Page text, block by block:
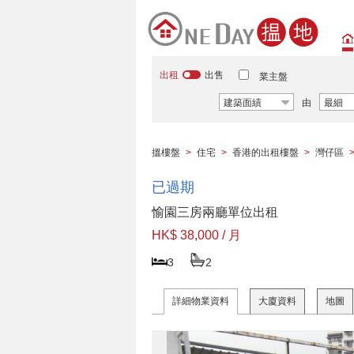
出租 出售 業主盤
建築面績 由 最細
搵樓盤 > 住宅 > 香港的出租樓盤 > 灣仔區 >
已過期
愉園三房兩廳單位出租
HK$ 38,000 / 月
3 2
詳細物業資料 大廈資料 地圖